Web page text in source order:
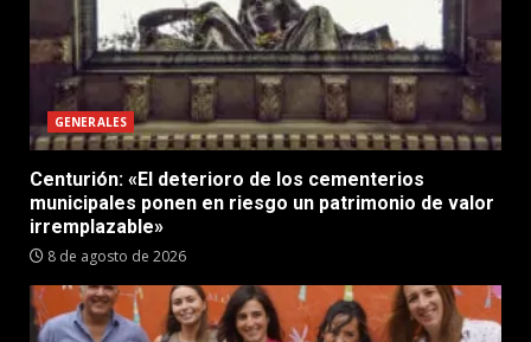
GENERALES
Centurión: «El deterioro de los cementerios
municipales ponen en riesgo un patrimonio de valor
irremplazable»
8 de agosto de 2026